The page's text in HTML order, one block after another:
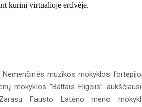
kūrinį virtualioje erdvėje.
muzikos mokyklos
mokyklos “Baltais Fligelis”
Fausto Latėno meno